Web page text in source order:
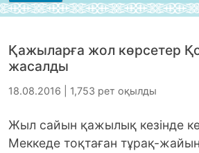
Қажыларға жол көрсетер
жасалды
18.08.2016 | 1,753 рет оқылды
Жыл сайын қажылық кезінде
Меккеде тоқтаған тұрақ-